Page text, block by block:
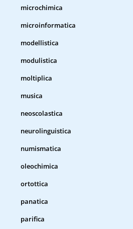
microchimica
microinformatica
modellistica
modulistica
moltiplica
musica
neoscolastica
neurolinguistica
numismatica
oleochimica
ortottica
panatica
parifica